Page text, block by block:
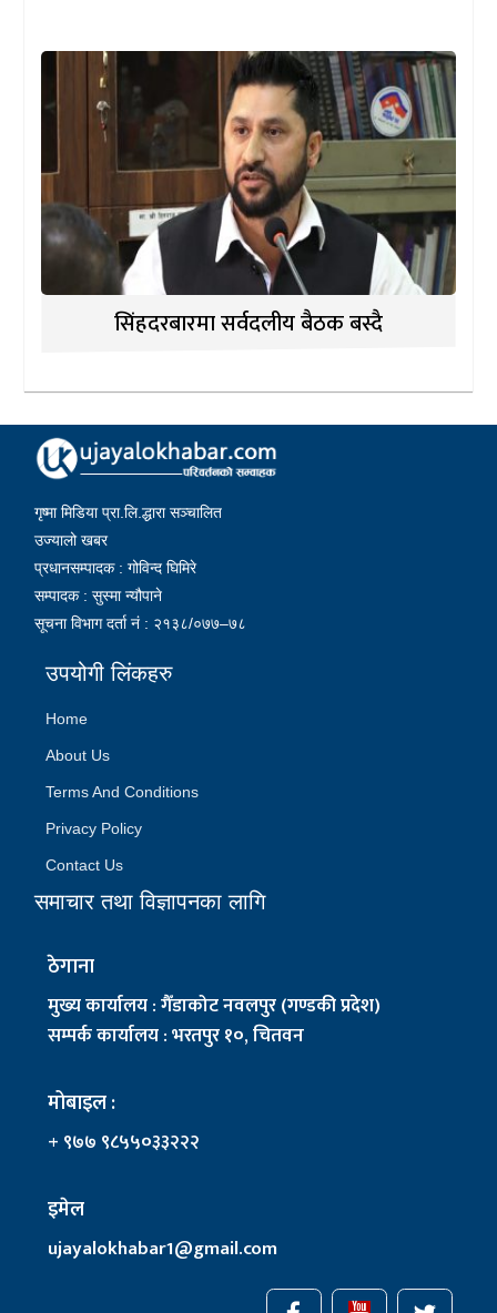
सिंहदरबारमा सर्वदलीय बैठक बस्दै
गृष्मा मिडिया प्रा.लि.द्धारा सञ्चालित
उज्यालो खबर
प्रधानसम्पादक : गोविन्द घिमिरे
सम्पादक : सुस्मा न्यौपाने
सूचना विभाग दर्ता नं : २१३८/०७७–७८
उपयोगी लिंकहरु
Home
About Us
Terms And Conditions
Privacy Policy
Contact Us
समाचार तथा विज्ञापनका लागि
ठेगाना
मुख्य कार्यालय : गैँडाकोट नवलपुर (गण्डकी प्रदेश)
सम्पर्क कार्यालय : भरतपुर १०, चितवन
मोबाइल :
+ ९७७ ९८५५०३३२२२
इमेल
ujayalokhabar1@gmail.com